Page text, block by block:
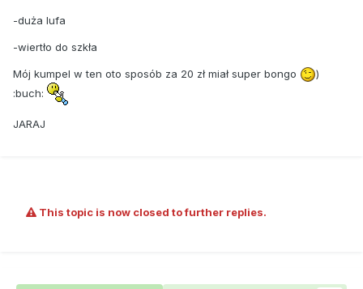
-duża lufa
-wiertło do szkła
Mój kumpel w ten oto sposób za 20 zł miał super bongo
)
:buch:
JARAJ
This topic is now closed to further replies.